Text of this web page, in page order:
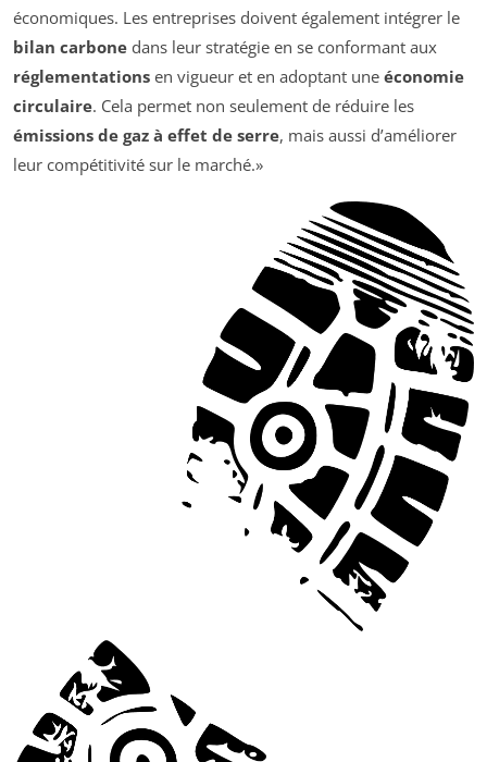
économiques. Les entreprises doivent également intégrer le
bilan carbone dans leur stratégie en se conformant aux
réglementations en vigueur et en adoptant une économie
circulaire. Cela permet non seulement de réduire les
émissions de gaz à effet de serre, mais aussi d’améliorer
leur compétitivité sur le marché.»